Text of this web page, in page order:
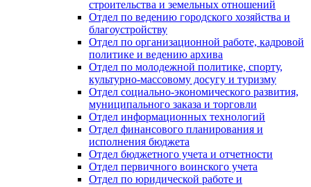
строительства и земельных отношений
Отдел по ведению городского хозяйства и
благоустройству
Отдел по организационной работе, кадровой
политике и ведению архива
Отдел по молодежной политике, спорту,
культурно-массовому досугу и туризму
Отдел социально-экономического развития,
муниципального заказа и торговли
Отдел информационных технологий
Отдел финансового планирования и
исполнения бюджета
Отдел бюджетного учета и отчетности
Отдел первичного воинского учета
Отдел по юридической работе и